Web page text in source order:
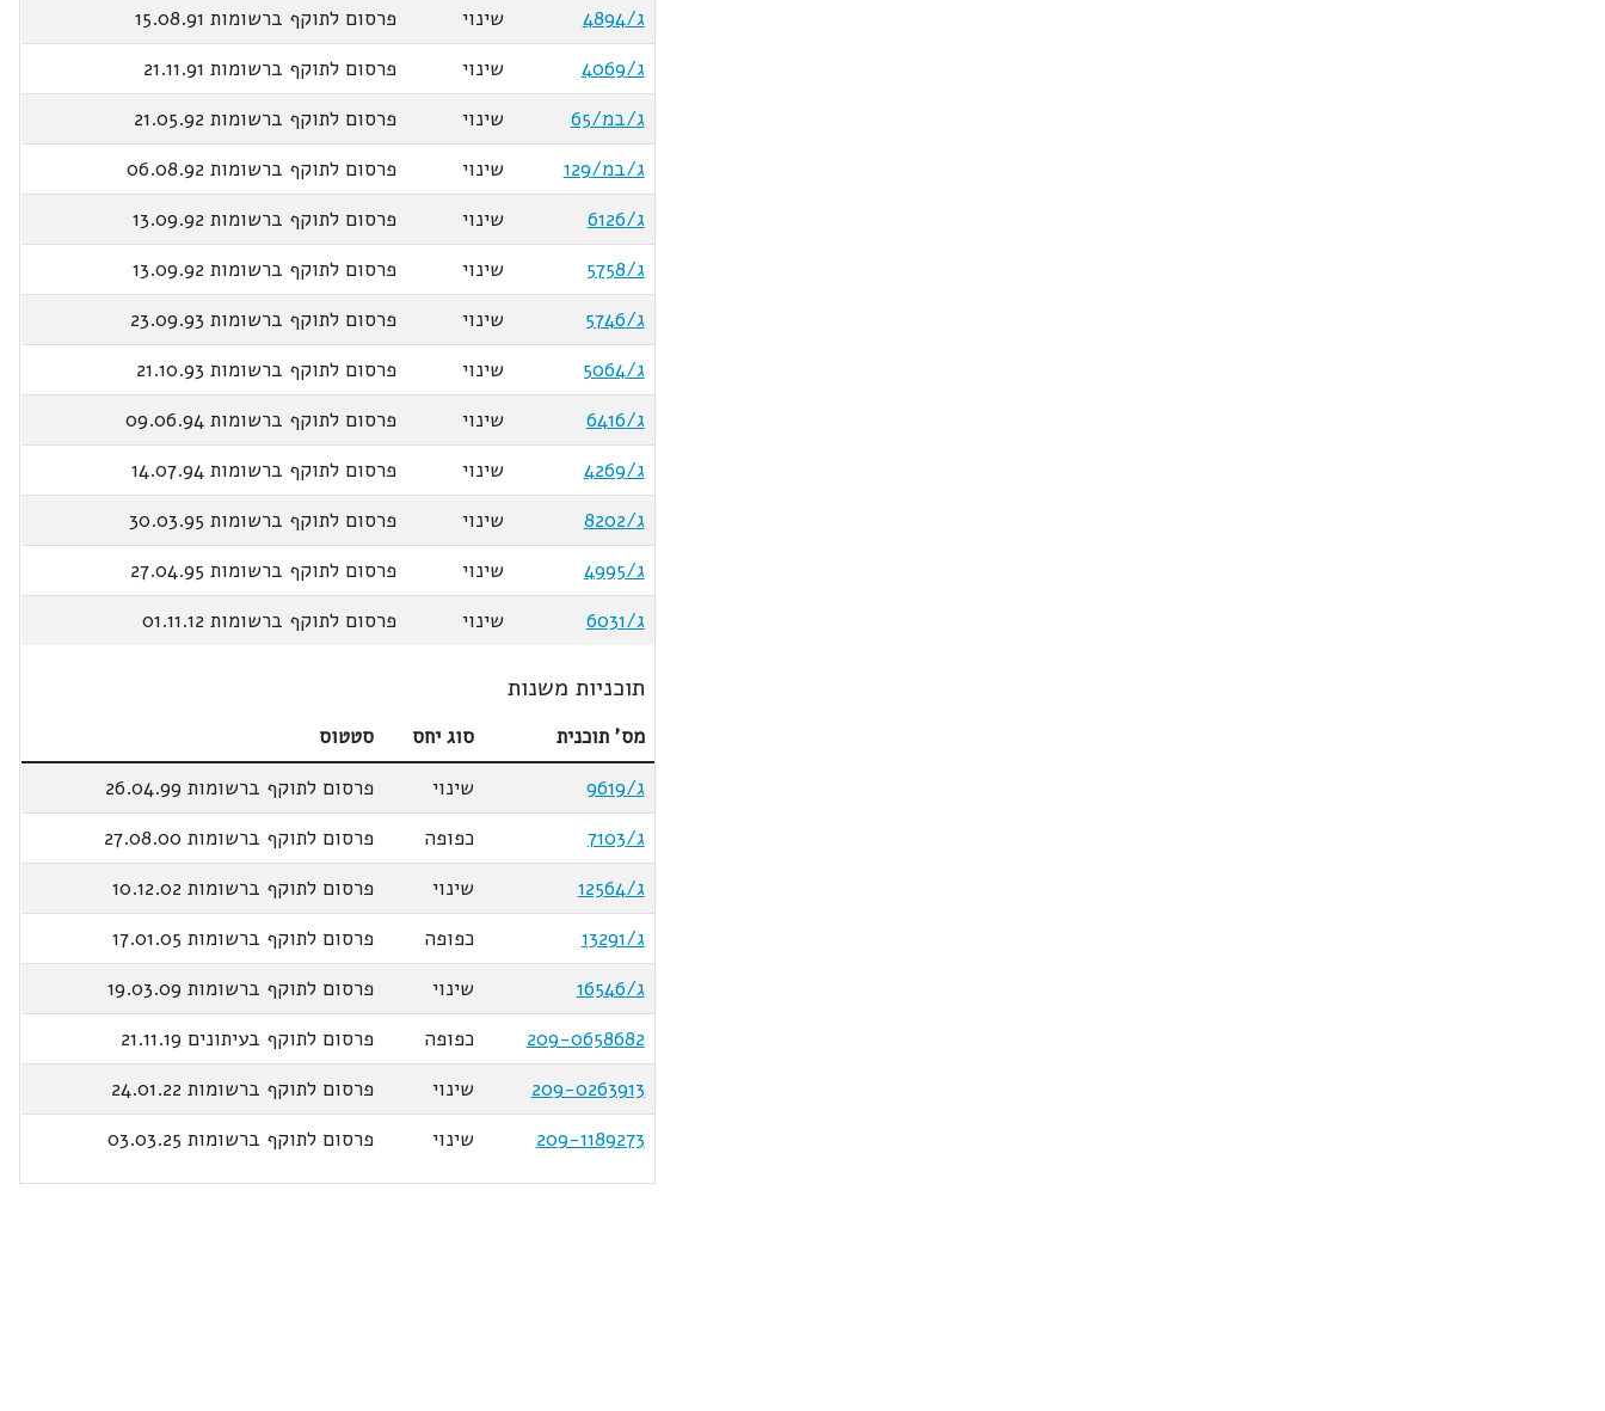
ג/4894
שינוי
פרסום לתוקף ברשומות 15.08.91
ג/4069
שינוי
פרסום לתוקף ברשומות 21.11.91
ג/במ/65
שינוי
פרסום לתוקף ברשומות 21.05.92
ג/במ/129
שינוי
פרסום לתוקף ברשומות 06.08.92
ג/6126
שינוי
פרסום לתוקף ברשומות 13.09.92
ג/5758
שינוי
פרסום לתוקף ברשומות 13.09.92
ג/5746
שינוי
פרסום לתוקף ברשומות 23.09.93
ג/5064
שינוי
פרסום לתוקף ברשומות 21.10.93
ג/6416
שינוי
פרסום לתוקף ברשומות 09.06.94
ג/4269
שינוי
פרסום לתוקף ברשומות 14.07.94
ג/8202
שינוי
פרסום לתוקף ברשומות 30.03.95
ג/4995
שינוי
פרסום לתוקף ברשומות 27.04.95
ג/6031
שינוי פרסום לתוקף ברשומות 01.11.12
תוכניות משנות
מס' תוכנית סוג יחס
סטטוס
ג/9619
שינוי
פרסום לתוקף ברשומות 26.04.99
ג/7103
כפופה
פרסום לתוקף ברשומות 27.08.00
ג/12564
שינוי
פרסום לתוקף ברשומות 10.12.02
ג/13291
כפופה
פרסום לתוקף ברשומות 17.01.05
ג/16546
שינוי
פרסום לתוקף ברשומות 19.03.09
209-0658682
כפופה
פרסום לתוקף בעיתונים 21.11.19
209-0263913
שינוי
פרסום לתוקף ברשומות 24.01.22
209-1189273
שינוי פרסום לתוקף ברשומות 03.03.25